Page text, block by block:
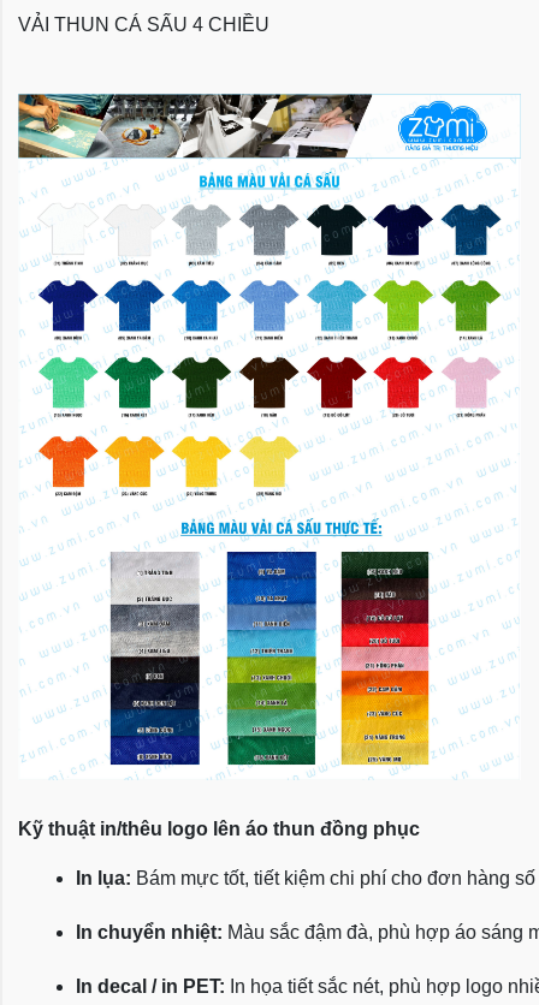
VẢI THUN CÁ SẤU 4 CHIỀU
Kỹ thuật in/thêu logo lên áo thun đồng phục
In lụa: Bám mực tốt, tiết kiệm chi phí cho đơn hàng
In chuyển nhiệt: Màu sắc đậm đà, phù hợp áo sáng
In decal / in PET: In họa tiết sắc nét, phù hợp logo